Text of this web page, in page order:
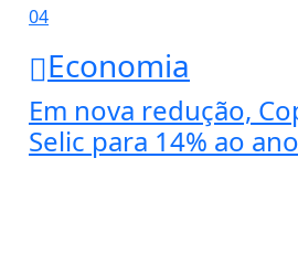
04
Economia
Em nova redução,
Selic para 14% ao ano